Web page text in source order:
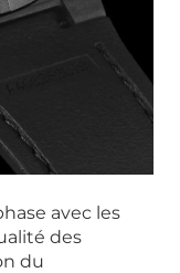
avec les
des
du